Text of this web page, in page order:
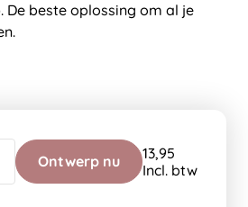
beste oplossing om al je
Ontwerp nu
13,95
Incl. btw